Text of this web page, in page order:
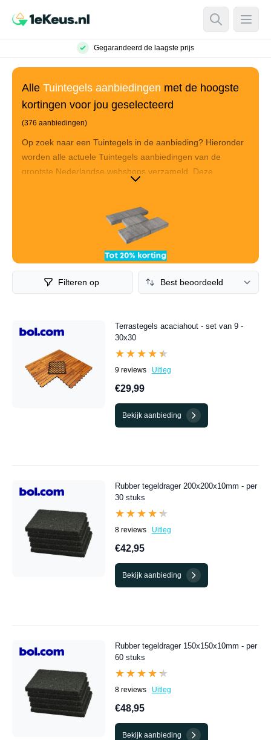
Open Open
Gegarandeerd de laagste prijs
Alle Tuintegels aanbiedingen met de hoogste
kortingen voor jou geselecteerd
(376 aanbiedingen)
Op zoek naar een Tuintegels in de aanbieding? Hieronder
worden alle actuele Tuintegels aanbiedingen van de
grootste Nederlandse webshops verzameld. Deze
naar de product reviews, de hoogte van de korting en de
prijs die je uiteindelijk betaalt. Sorteer op prijs om de
goedkoopste Tuintegels aanbiedingen te bekijken of ga de
top-10 af voor de beste Tuintegels deals. Hieronder vind je
een compleet overzicht van de beste Tuintegels
aanbiedingen van dit moment.
Filteren op
Terrastegels acaciahout - set van 9 -
30x30
★★★★★
★★★★★
9 reviews Uitleg
€29,99
Bekijk aanbieding
Rubber tegeldrager 200x200x10mm - per
30 stuks
★★★★★
★★★★★
8 reviews Uitleg
€42,95
Bekijk aanbieding
Rubber tegeldrager 150x150x10mm - per
60 stuks
★★★★★
★★★★★
8 reviews Uitleg
€48,95
Bekijk aanbieding